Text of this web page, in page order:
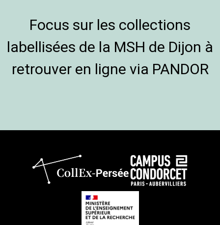
Focus sur les collections
labellisées de la MSH de Dijon à
retrouver en ligne via PANDOR